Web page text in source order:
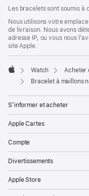
Les bracelets sont soumis à
Nous utilisons votre
de livraison. Nous avons
adresse IP, ou vous nous
site Apple.
Apple
Watch
Acheter
Bracelet à maillons
S’informer et acheter
Apple Cartes
Compte
Divertissements
Apple Store